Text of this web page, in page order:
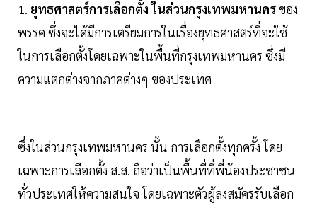
1. ยุทธศาสตร์การเลือกตั้ง ในส่วนกรุงเทพมหานครของ
พรรค ซึ่งจะได้มีการเตรียมการในเรื่องยุทธศาสตร์ที่จะใช้
ในการเลือกตั้งโดยเฉพาะในพื้นที่กรุงเทพมหานคร ซึ่งมี
ความแตกต่างจากภาคต่างๆ ของประเทศ
ซึ่งในส่วนกรุงเทพมหานคร นั้น การเลือกตั้งทุกครั้ง โดย
เฉพาะการเลือกตั้ง ส.ส. ถือว่าเป็นพื้นที่ที่พี่น้องประชาชน
ทั่วประเทศให้ความสนใจ โดยเฉพาะตัวผู้ลงสมัครรับเลือก